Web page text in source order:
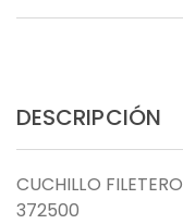
DESCRIPCIÓN
CUCHILLO
372500